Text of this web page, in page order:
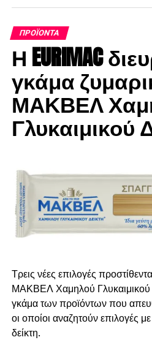
ΠΡΟΪΌΝΤΑ
Η EURIMAC
γκάμα
ΜΑΚΒΕΛ
Γλυκαιμικού
Τρεις νέες επιλογές
ΜΑΚΒΕΛ Χαμηλού Γλυκαιμικού
γκάμα των προϊόντων που
οι οποίοι αναζητούν επιλογές
δείκτη.